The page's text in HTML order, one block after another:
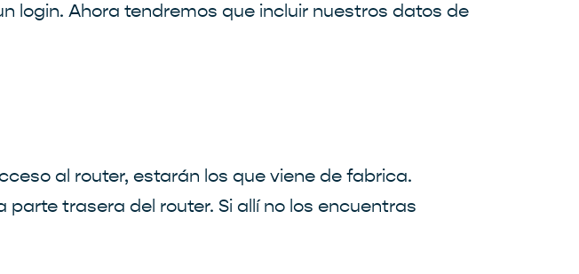
login. Ahora tendremos que incluir nuestros datos de
al router, estarán los que viene de fabrica.
trasera del router. Si allí no los encuentras